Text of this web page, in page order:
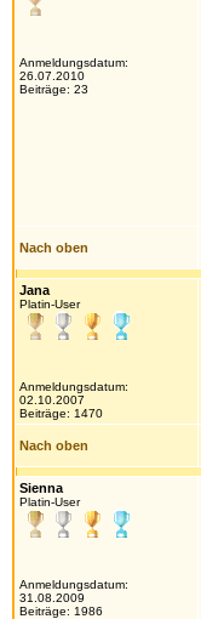
Anmeldungsdatum:
26.07.2010
Beiträge: 23
Nach oben
Jana
Platin-User
Anmeldungsdatum:
02.10.2007
Beiträge: 1470
Nach oben
Sienna
Platin-User
Anmeldungsdatum:
31.08.2009
Beiträge: 1986